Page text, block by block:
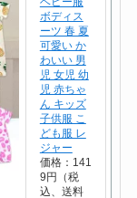
ボディス
ーツ 春 夏
可愛い か
わいい 男
児 女児 幼
児 赤ちゃ
ん キッズ
子供服 こ
ども服 レ
ジャー
価格：141
9円（税
込、送料